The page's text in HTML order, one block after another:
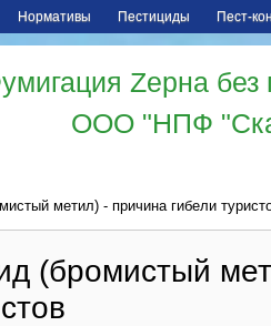
Нормативы Пестициды Пест-
Zерна
ООО "НПФ
метил) - причина гибели
(бромистый